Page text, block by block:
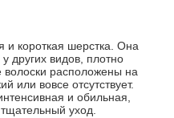
и короткая шерстка. Она
других видов, плотно
волоски расположены на
или вовсе отсутствует.
и обильная,
уход.